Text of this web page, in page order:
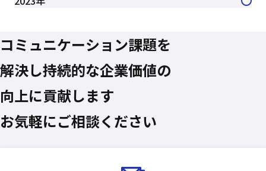
コミュニケーション課題を
解決し持続的な企業価値の
向上に貢献します
お気軽にご相談ください